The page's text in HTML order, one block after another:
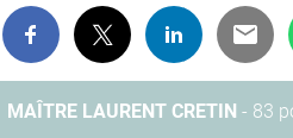
MAÎTRE LAURENT CRETIN - 83